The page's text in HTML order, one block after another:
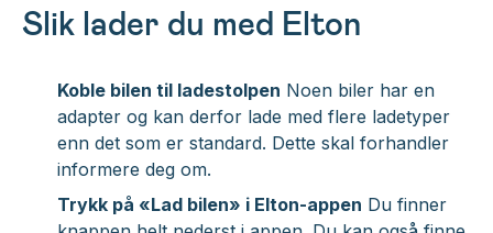
Slik lader du med Elton
Koble bilen til ladestolpen Noen biler har en
adapter og kan derfor lade med flere ladetyper
enn det som er standard. Dette skal forhandler
informere deg om.
Trykk på «Lad bilen» i Elton-appen Du finner